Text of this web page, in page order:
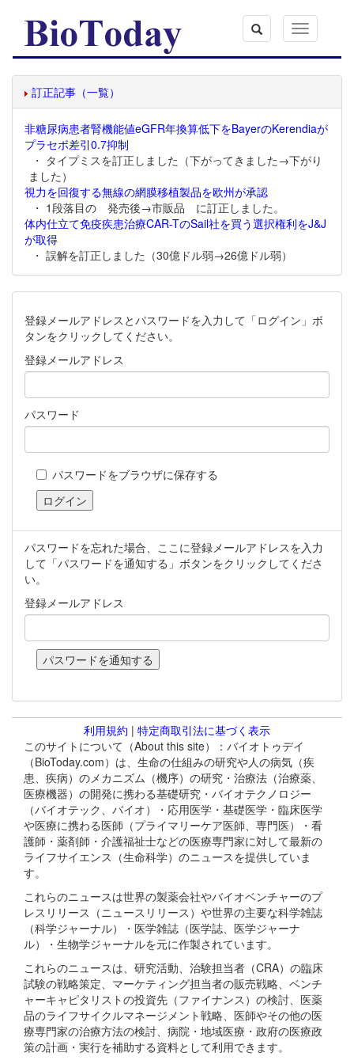
Toggle
navigation
訂正記事（一覧）
非糖尿病患者腎機能値eGFR年換算低下をBayerのKerendiaが
プラセボ差引0.7抑制
・ タイプミスを訂正しました（下がってきました→下がり
ました）
視力を回復する無線の網膜移植製品を欧州が承認
・ 1段落目の 発売後→市販品 に訂正しました。
体内仕立て免疫疾患治療CAR-TのSail社を買う選択権利をJ&J
が取得
・ 誤解を訂正しました（30億ドル弱→26億ドル弱）
登録メールアドレスとパスワードを入力して「ログイン」ボ
タンをクリックしてください。
登録メールアドレス
パスワード
パスワードをブラウザに保存する
パスワードを忘れた場合、ここに登録メールアドレスを入力
して「パスワードを通知する」ボタンをクリックしてくださ
い。
登録メールアドレス
利用規約 | 特定商取引法に基づく表示
このサイトについて（About this site）：バイオトゥデイ
（BioToday.com）は、生命の仕組みの研究や人の病気（疾
患、疾病）のメカニズム（機序）の研究・治療法（治療薬、
医療機器）の開発に携わる基礎研究・バイオテクノロジー
（バイオテック、バイオ）・応用医学・基礎医学・臨床医学
や医療に携わる医師（プライマリーケア医師、専門医）・看
護師・薬剤師・介護福祉士などの医療専門家に対して最新の
ライフサイエンス（生命科学）のニュースを提供していま
す。
これらのニュースは世界の製薬会社やバイオベンチャーのプ
レスリリース（ニュースリリース）や世界の主要な科学雑誌
（科学ジャーナル）・医学雑誌（医学誌、医学ジャーナ
ル）・生物学ジャーナルを元に作製されています。
これらのニュースは、研究活動、治験担当者（CRA）の臨床
試験の戦略策定、マーケティング担当者の販売戦略、ベンチ
ャーキャピタリストの投資先（ファイナンス）の検討、医薬
品のライフサイクルマネージメント戦略、医師やその他の医
療専門家の治療方法の検討、病院・地域医療・政府の医療政
策の計画・実行を補助する資料として利用できます。